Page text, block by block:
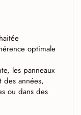
optimale
les panneaux
des années,
ou dans des